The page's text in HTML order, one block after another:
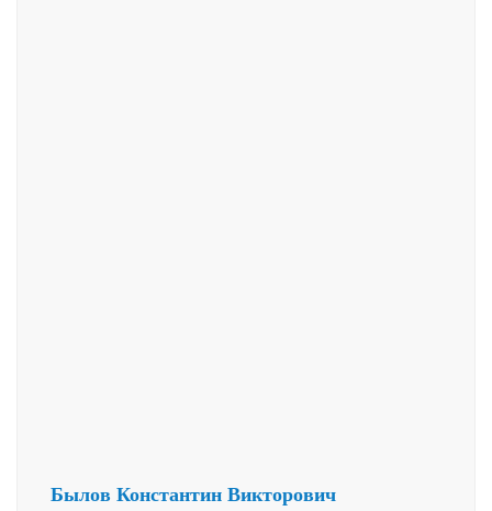
Былов Константин Викторович